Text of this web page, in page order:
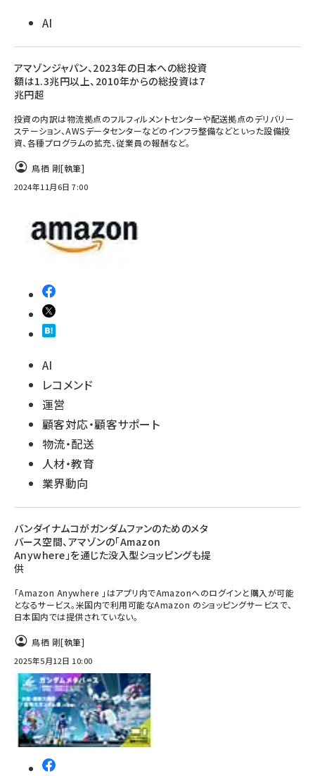
AI
アマゾンジャパン、2023年の日本への総投資
額は1.3兆円以上、2010年からの総投資は7
兆円超
投資の内訳は物流拠点のフルフィルメントセンターや配送拠点のデリバリー
ステーション、AWSデータセンターなどのインフラ整備などといった設備投
資、各種プログラムの拡充、従業員の報酬など。
鳥栖 剛[執筆]
2024年11月6日 7:00
AI
レコメンド
運営
顧客対応・顧客サポート
物流・配送
人材・教育
業界動向
バンダイナムコがガンダムファンのためのメタ
バース空間、アマゾンの「Amazon
Anywhere」を通じた没入型ショッピングも提
供
「Amazon Anywhere 」はアプリ内でAmazonへのログインと購入が可能
となるサービス。米国内で利用可能なAmazon のショッピングサービスで、
日本国内では提供されていない。
鳥栖 剛[執筆]
2025年5月12日 10:00